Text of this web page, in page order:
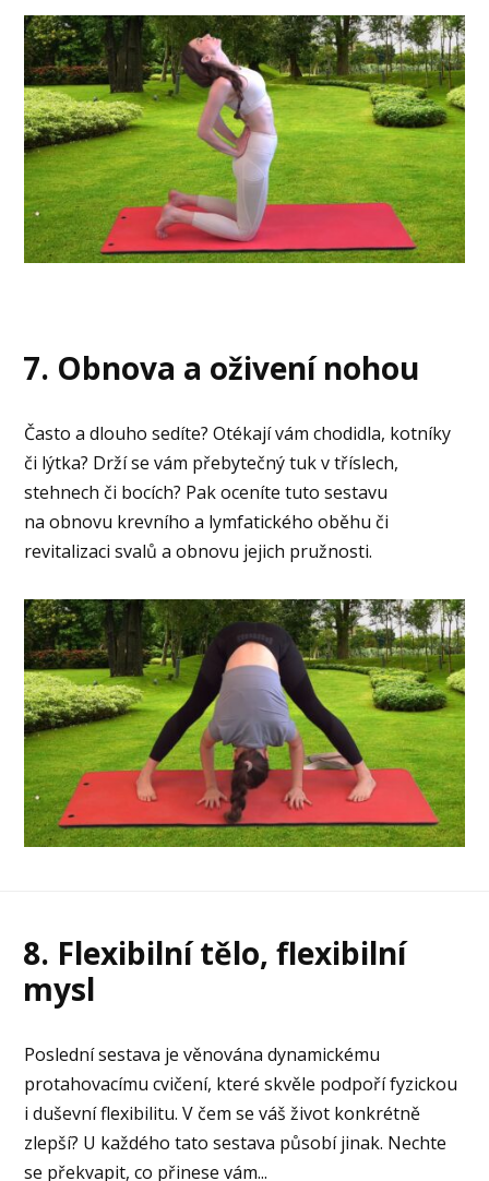
7. Obnova a oživení nohou
Často a dlouho sedíte? Otékají vám chodidla, kotníky
či lýtka? Drží se vám přebytečný tuk v tříslech,
stehnech či bocích? Pak oceníte tuto sestavu
na obnovu krevního a lymfatického oběhu či
revitalizaci svalů a obnovu jejich pružnosti.
8. Flexibilní tělo, flexibilní
mysl
Poslední sestava je věnována dynamickému
protahovacímu cvičení, které skvěle podpoří fyzickou
i duševní flexibilitu. V čem se váš život konkrétně
zlepší? U každého tato sestava působí jinak. Nechte
se překvapit, co přinese vám...